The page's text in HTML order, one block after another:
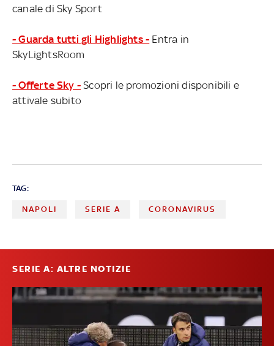
canale di Sky Sport
- Guarda tutti gli Highlights - Entra in
SkyLightsRoom
- Offerte Sky - Scopri le promozioni disponibili e
attivale subito
TAG:
NAPOLI SERIE A CORONAVIRUS
SERIE A: ALTRE NOTIZIE